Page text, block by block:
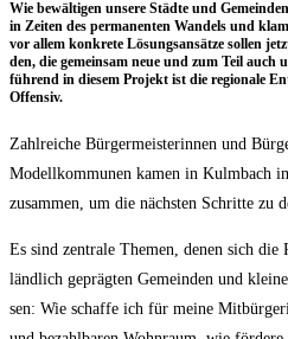
Wie bewäl­ti­gen unse­re Städ­te und
in Zei­ten des per­ma­nen­ten Wan­dels und
vor allem kon­kre­te Lösungs­an­sät­ze sol­len
den, die gemein­sam neue und zum Teil auch
füh­rend in die­sem Pro­jekt ist die regio­na­le
Offensiv.
Zahl­rei­che Bür­ger­meis­te­rin­nen und
Modell­kom­mu­nen kamen in Kulm­bach
zusam­men, um die nächs­ten Schrit­te zu
Es sind zen­tra­le The­men, denen sich die
länd­lich gepräg­ten Gemein­den und
sen: Wie schaf­fe ich für mei­ne